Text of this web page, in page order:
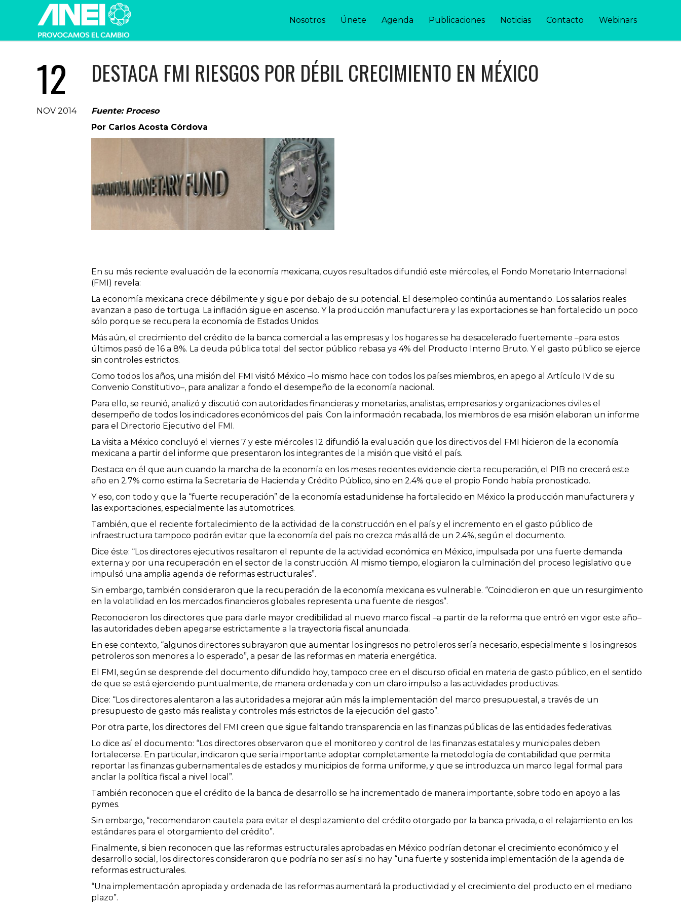
Nosotros Únete Agenda Publicaciones Noticias Contacto Webinars
12
NOV 2014
DESTACA FMI RIESGOS POR DÉBIL CRECIMIENTO EN MÉXICO
Fuente: Proceso
Por Carlos Acosta Córdova
En su más reciente evaluación de la economía mexicana, cuyos resultados difundió este miércoles, el Fondo Monetario Internacional
(FMI) revela:
La economía mexicana crece débilmente y sigue por debajo de su potencial. El desempleo continúa aumentando. Los salarios reales
avanzan a paso de tortuga. La inflación sigue en ascenso. Y la producción manufacturera y las exportaciones se han fortalecido un poco
sólo porque se recupera la economía de Estados Unidos.
Más aún, el crecimiento del crédito de la banca comercial a las empresas y los hogares se ha desacelerado fuertemente –para estos
últimos pasó de 16 a 8%. La deuda pública total del sector público rebasa ya 4% del Producto Interno Bruto. Y el gasto público se ejerce
sin controles estrictos.
Como todos los años, una misión del FMI visitó México –lo mismo hace con todos los países miembros, en apego al Artículo IV de su
Convenio Constitutivo–, para analizar a fondo el desempeño de la economía nacional.
Para ello, se reunió, analizó y discutió con autoridades financieras y monetarias, analistas, empresarios y organizaciones civiles el
desempeño de todos los indicadores económicos del país. Con la información recabada, los miembros de esa misión elaboran un informe
para el Directorio Ejecutivo del FMI.
La visita a México concluyó el viernes 7 y este miércoles 12 difundió la evaluación que los directivos del FMI hicieron de la economía
mexicana a partir del informe que presentaron los integrantes de la misión que visitó el país.
Destaca en él que aun cuando la marcha de la economía en los meses recientes evidencie cierta recuperación, el PIB no crecerá este
año en 2.7% como estima la Secretaría de Hacienda y Crédito Público, sino en 2.4% que el propio Fondo había pronosticado.
Y eso, con todo y que la “fuerte recuperación” de la economía estadunidense ha fortalecido en México la producción manufacturera y
las exportaciones, especialmente las automotrices.
También, que el reciente fortalecimiento de la actividad de la construcción en el país y el incremento en el gasto público de
infraestructura tampoco podrán evitar que la economía del país no crezca más allá de un 2.4%, según el documento.
Dice éste: “Los directores ejecutivos resaltaron el repunte de la actividad económica en México, impulsada por una fuerte demanda
externa y por una recuperación en el sector de la construcción. Al mismo tiempo, elogiaron la culminación del proceso legislativo que
impulsó una amplia agenda de reformas estructurales”.
Sin embargo, también consideraron que la recuperación de la economía mexicana es vulnerable. “Coincidieron en que un resurgimiento
en la volatilidad en los mercados financieros globales representa una fuente de riesgos”.
Reconocieron los directores que para darle mayor credibilidad al nuevo marco fiscal –a partir de la reforma que entró en vigor este año–
las autoridades deben apegarse estrictamente a la trayectoria fiscal anunciada.
En ese contexto, “algunos directores subrayaron que aumentar los ingresos no petroleros sería necesario, especialmente si los ingresos
petroleros son menores a lo esperado”, a pesar de las reformas en materia energética.
El FMI, según se desprende del documento difundido hoy, tampoco cree en el discurso oficial en materia de gasto público, en el sentido
de que se está ejerciendo puntualmente, de manera ordenada y con un claro impulso a las actividades productivas.
Dice: “Los directores alentaron a las autoridades a mejorar aún más la implementación del marco presupuestal, a través de un
presupuesto de gasto más realista y controles más estrictos de la ejecución del gasto”.
Por otra parte, los directores del FMI creen que sigue faltando transparencia en las finanzas públicas de las entidades federativas.
Lo dice así el documento: “Los directores observaron que el monitoreo y control de las finanzas estatales y municipales deben
fortalecerse. En particular, indicaron que sería importante adoptar completamente la metodología de contabilidad que permita
reportar las finanzas gubernamentales de estados y municipios de forma uniforme, y que se introduzca un marco legal formal para
anclar la política fiscal a nivel local”.
También reconocen que el crédito de la banca de desarrollo se ha incrementado de manera importante, sobre todo en apoyo a las
pymes.
Sin embargo, “recomendaron cautela para evitar el desplazamiento del crédito otorgado por la banca privada, o el relajamiento en los
estándares para el otorgamiento del crédito”.
Finalmente, si bien reconocen que las reformas estructurales aprobadas en México podrían detonar el crecimiento económico y el
desarrollo social, los directores consideraron que podría no ser así si no hay “una fuerte y sostenida implementación de la agenda de
reformas estructurales.
“Una implementación apropiada y ordenada de las reformas aumentará la productividad y el crecimiento del producto en el mediano
plazo”.